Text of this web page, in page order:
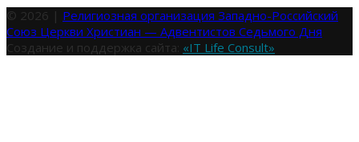
© 2026 | Религиозная организация Западно-Российский
Союз Церкви Христиан — Адвентистов Седьмого Дня
Создание и поддержка сайта: «IT Life Consult»